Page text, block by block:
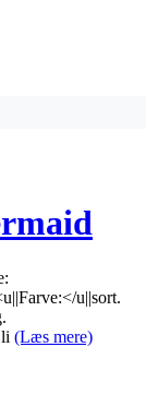
sort
vareu||sort.
(Læs mere)